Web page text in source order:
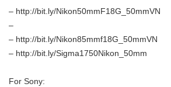
– http://bit.ly/Nikon50mmF18G_50mmVN
–
– http://bit.ly/Nikon85mmf18G_50mmVN
– http://bit.ly/Sigma1750Nikon_50mm
For Sony: